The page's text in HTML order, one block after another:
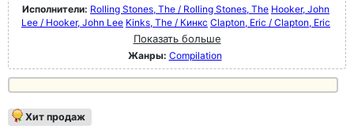
Исполнители: Rolling Stones, The / Rolling Stones, The Hooker, John
Lee / Hooker, John Lee Kinks, The / Кинкс Clapton, Eric / Clapton, Eric
Показать больше
Жанры: Compilation
Хит продаж